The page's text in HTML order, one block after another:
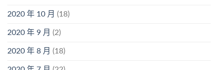
2020 年 10 月 (18)
2020 年 9 月 (2)
2020 年 8 月 (18)